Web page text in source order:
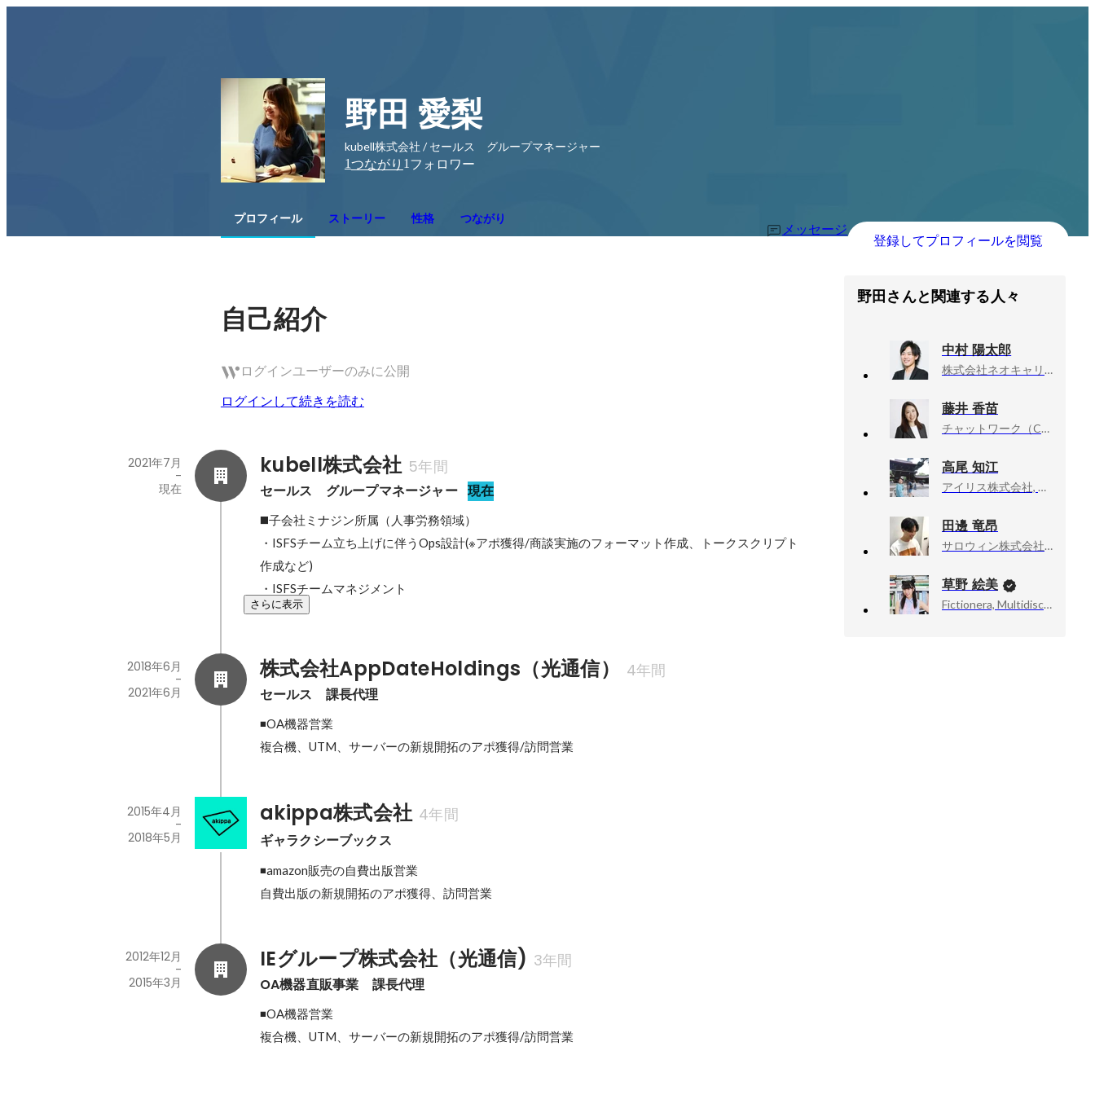
野田 愛梨
kubell株式会社 / セールス グループマネージャー
1つながり 1 フォロワー
プロフィール ストーリー 性格 つながり
メッセージ
登録してプロフィールを閲覧
自己紹介
ログインユーザーのみに公開
ログインして続きを読む
kubell株式会社 5年間
セールス　グループマネージャー 現在
2021年7月
-
現在
◼️子会社ミナジン所属（人事労務領域）
・ISFSチーム立ち上げに伴うOps設計(※アポ獲得/商談実施のフォーマット作成、トークスクリプト
作成など)
・ISFSチームマネジメント
さらに表示
株式会社AppDateHoldings（光通信） 4年間
セールス　課長代理
2018年6月
-
2021年6月
◾️OA機器営業
複合機、UTM、サーバーの新規開拓のアポ獲得/訪問営業
akippa株式会社 4年間
ギャラクシーブックス
2015年4月
-
2018年5月
◾️amazon販売の自費出版営業
自費出版の新規開拓のアポ獲得、訪問営業
IEグループ株式会社（光通信) 3年間
OA機器直販事業　課長代理
2012年12月
-
2015年3月
◾️OA機器営業
複合機、UTM、サーバーの新規開拓のアポ獲得/訪問営業
野田さんと関連する人々
中村 陽太郎
株式会社ネオキャリア, マーケティング本部 本部長
藤井 香苗
チャットワーク（Chatwork）, 事業戦略部 ディレクター
高尾 知江
アイリス株式会社, プロダクトマネジメント部
田邊 竜昂
サロウィン株式会社, CS統括本部 エンプラCS部
草野 絵美
Fictionera, Multidisciplinary Artist / CEO / Co-Founder